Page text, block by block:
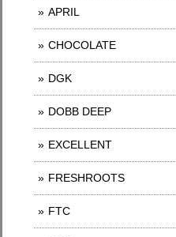
APRIL
CHOCOLATE
DGK
DOBB DEEP
EXCELLENT
FRESHROOTS
FTC